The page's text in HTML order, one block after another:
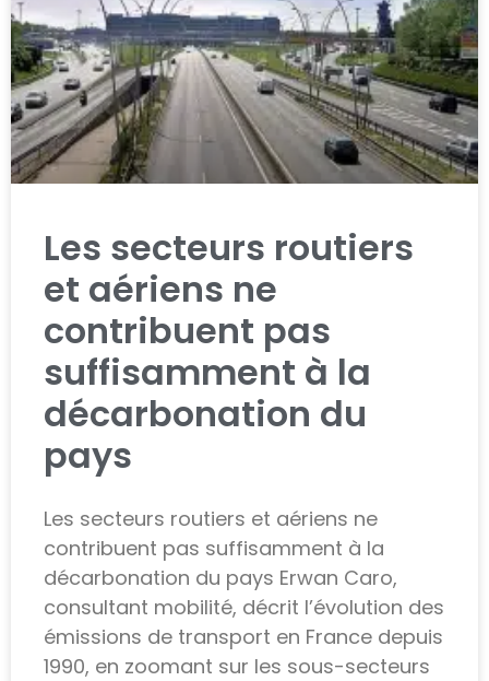
Les secteurs routiers
et aériens ne
contribuent pas
suffisamment à la
décarbonation du
pays
Les secteurs routiers et aériens ne
contribuent pas suffisamment à la
décarbonation du pays Erwan Caro,
consultant mobilité, décrit l’évolution des
émissions de transport en France depuis
1990, en zoomant sur les sous-secteurs